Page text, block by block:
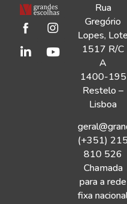
Rua
Gregório
Lopes, Lote
1517 R/C
A
1400-195
Restelo –
Lisboa
(+351) 215
810 526
Chamada
para a rede
fixa